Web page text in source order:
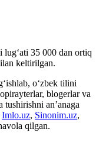
35 000 dan ortiq
keltirilgan.
o‘zbek tilini
blogerlar va
an’anaga
Imlo.uz, Sinonim.uz,
qilgan.